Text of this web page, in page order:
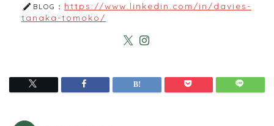
BLOG： https://www.linkedin.com/in/davies-
tanaka-tomoko/